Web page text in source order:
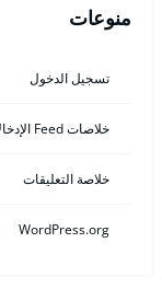
منوعات
تسجيل الدخول
خلاصات Feed الإدخالات
خلاصة التعليقات
WordPress.org